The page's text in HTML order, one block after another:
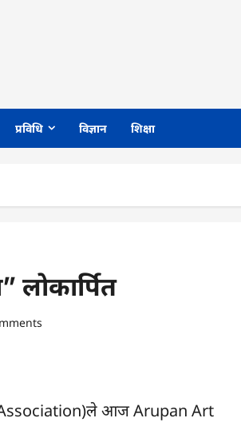
प्रविधि विज्ञान शिक्षा
Association)ले आज Arupan Art